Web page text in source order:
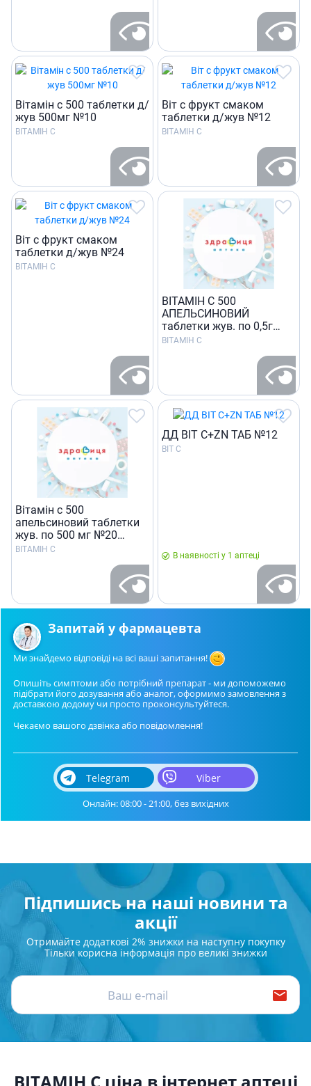
Вiтамiн с 500 таблетки д/
жув 500мг №10
ВІТАМІН С
Віт с фрукт смаком
таблетки д/жув №12
ВІТАМІН С
Віт с фрукт смаком
таблетки д/жув №24
ВІТАМІН С
ВІТАМІН С 500
АПЕЛЬСИНОВИЙ
таблетки жув. по 0,5г
№20 (10х2)
ВІТАМІН С
Вітамін с 500
апельсиновий таблетки
жув. по 500 мг №20
(10х2)
ВІТАМІН С
ДД ВIТ С+ZN ТАБ №12
ВІТ C
В наявності у 1 аптеці
Запитай у фармацевта
Ми знайдемо відповіді на всі ваші запитання!
Опишіть симптоми або потрібний препарат - ми допоможемо
підібрати його дозування або аналог, оформимо замовлення з
доставкою додому чи просто проконсультуйтеся.
Чекаємо вашого дзвінка або повідомлення!
Telegram Viber
Онлайн: 08:00 - 21:00, без вихідних
Підпишись на наші новини та
акції
Отримайте додаткові 2% знижки на наступну покупку
Тільки корисна інформація про великі знижки